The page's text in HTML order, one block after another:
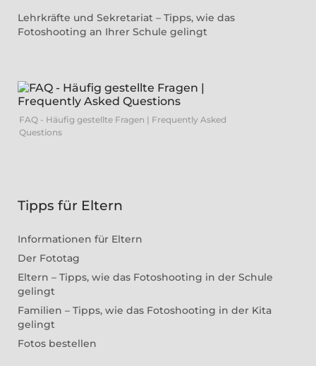
Lehrkräfte und Sekretariat – Tipps, wie das
Fotoshooting an Ihrer Schule gelingt
FAQ - Häufig gestellte Fragen | Frequently Asked
Questions
Tipps für Eltern
Informationen für Eltern
Der Fototag
Eltern – Tipps, wie das Fotoshooting in der Schule
gelingt
Familien – Tipps, wie das Fotoshooting in der Kita
gelingt
Fotos bestellen